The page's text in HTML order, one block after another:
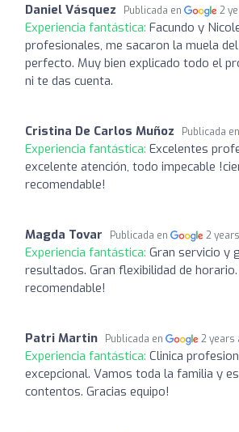
Daniel Vásquez Publicada en 2
Experiencia fantástica: Facundo y
profesionales, me sacaron la muela
perfecto. Muy bien explicado todo el
ni te das cuenta.
Cristina De Carlos Muñoz Publicada en
Experiencia fantástica: Excelentes
excelente atención, todo impecable
recomendable!
Magda Tovar Publicada en 2
Experiencia fantástica: Gran servicio y
resultados. Gran flexibilidad de
recomendable!
Patri Martin Publicada en 2 years
Experiencia fantástica: Clinica
excepcional. Vamos toda la familia y
contentos. Gracias equipo!